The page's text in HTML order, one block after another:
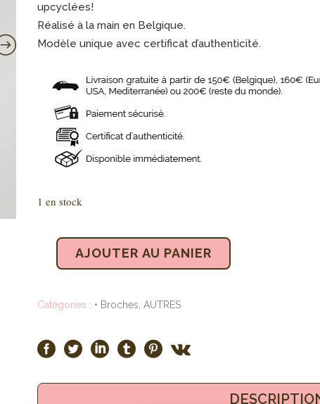
upcyclées!
Réalisé à la main en Belgique.
Modèle unique avec certificat d’authenticité.
1 en stock
AJOUTER AU PANIER
Catégories : • Broches AUTRES